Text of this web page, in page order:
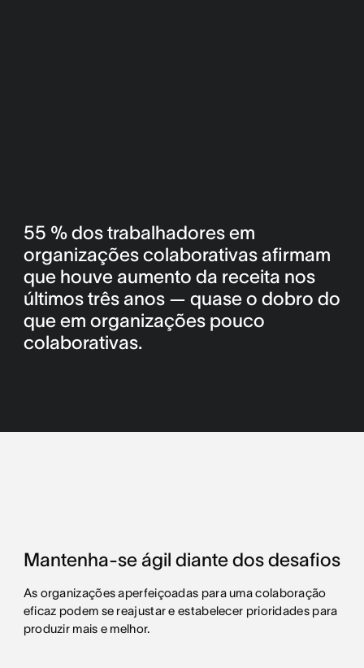
55 % dos trabalhadores em
organizações colaborativas afirmam
que houve aumento da receita nos
últimos três anos — quase o dobro do
que em organizações pouco
colaborativas.
Mantenha-se ágil diante dos desafios
As organizações aperfeiçoadas para uma colaboração
eficaz podem se reajustar e estabelecer prioridades para
produzir mais e melhor.